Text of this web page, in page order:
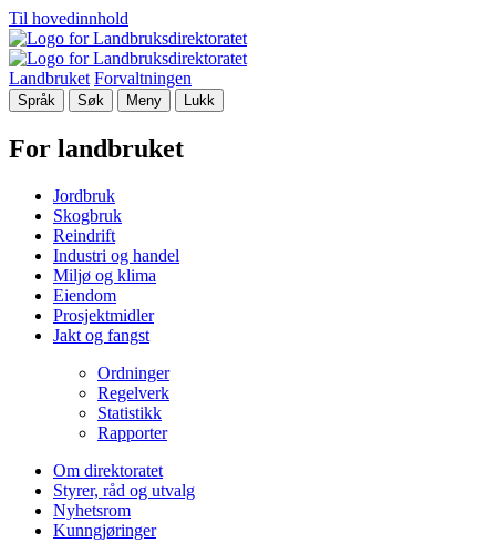
Til hovedinnhold
Landbruket Forvaltningen
Språk Søk Meny Lukk
For landbruket
Jordbruk
Skogbruk
Reindrift
Industri og handel
Miljø og klima
Eiendom
Prosjektmidler
Jakt og fangst
Ordninger
Regelverk
Statistikk
Rapporter
Om direktoratet
Styrer, råd og utvalg
Nyhetsrom
Kunngjøringer